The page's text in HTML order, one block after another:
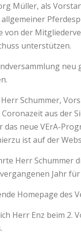
Müller, als
von der
unterstützen.
Schummer,
aus der
neue VErA-
ist auf der
Herr Schummer
Jahr
Homepage des
Herr Enz beim